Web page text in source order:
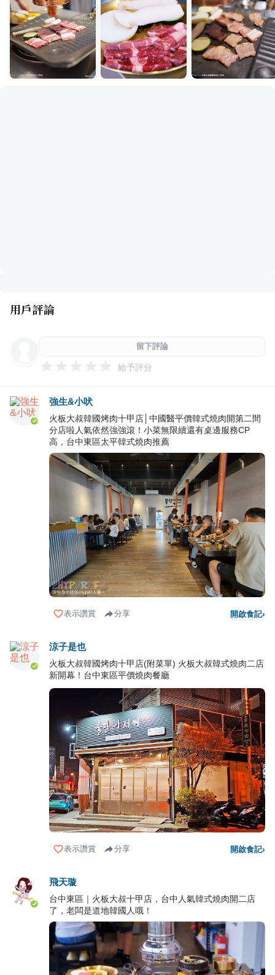
用戶評論
留下評論
給予評分
強生&小吠
火板大叔韓國烤肉十甲店│中國醫平價韓式燒肉開第二間
分店啦人氣依然強強滾！小菜無限續還有桌邊服務CP
高，台中東區太平韓式燒肉推薦
表示讚賞 分享 開啟食記›
涼子是也
火板大叔韓國烤肉十甲店(附菜單) 火板大叔韓式燒肉二店
新開幕！台中東區平價燒肉餐廳
表示讚賞 分享 開啟食記›
飛天璇
台中東區｜火板大叔十甲店，台中人氣韓式燒肉開二店
了，老闆是道地韓國人哦！